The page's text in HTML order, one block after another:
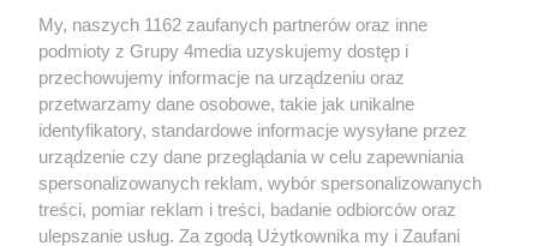
Redakcja Reklama Prywatność
Praca Łódź
the:protocol
My, naszych 1162 zaufanych partnerów oraz inne
podmioty z Grupy 4media uzyskujemy dostęp i
przechowujemy informacje na urządzeniu oraz
przetwarzamy dane osobowe, takie jak unikalne
identyfikatory, standardowe informacje wysyłane przez
urządzenie czy dane przeglądania w celu zapewniania
spersonalizowanych reklam, wybór spersonalizowanych
treści, pomiar reklam i treści, badanie odbiorców oraz
ulepszanie usług. Za zgodą Użytkownika my i Zaufani